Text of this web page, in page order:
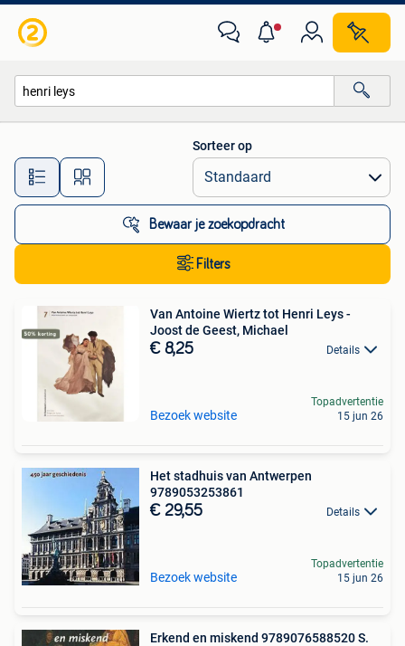
Alle afstanden…
Sorteer op
Bewaar je zoekopdracht
Filters
Van Antoine Wiertz tot Henri Leys -
Joost de Geest, Michael
€ 8,25 Details
Bezoek website
Topadvertentie
15 jun 26
Het stadhuis van Antwerpen
9789053253861
€ 29,55 Details
Bezoek website
Topadvertentie
15 jun 26
Erkend en miskend 9789076588520 S.